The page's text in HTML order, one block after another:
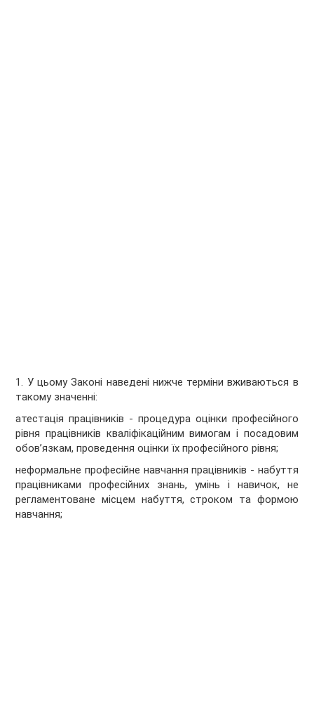
1. У цьому Законі наведені нижче терміни вживаються в
такому значенні:
атестація працівників - процедура оцінки професійного
рівня працівників кваліфікаційним вимогам і посадовим
обов’язкам, проведення оцінки їх професійного рівня;
неформальне професійне навчання працівників - набуття
працівниками професійних знань, умінь і навичок, не
регламентоване місцем набуття, строком та формою
навчання;